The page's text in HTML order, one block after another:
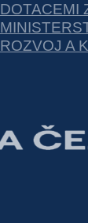
DOTACEMI
ROZVOJ A